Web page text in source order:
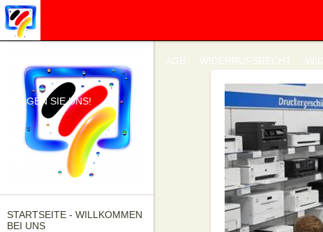
AGB WIDERRUFSRECHT
FRAGEN SIE UNS!
STARTSEITE - WILLKOMMEN
BEI UNS